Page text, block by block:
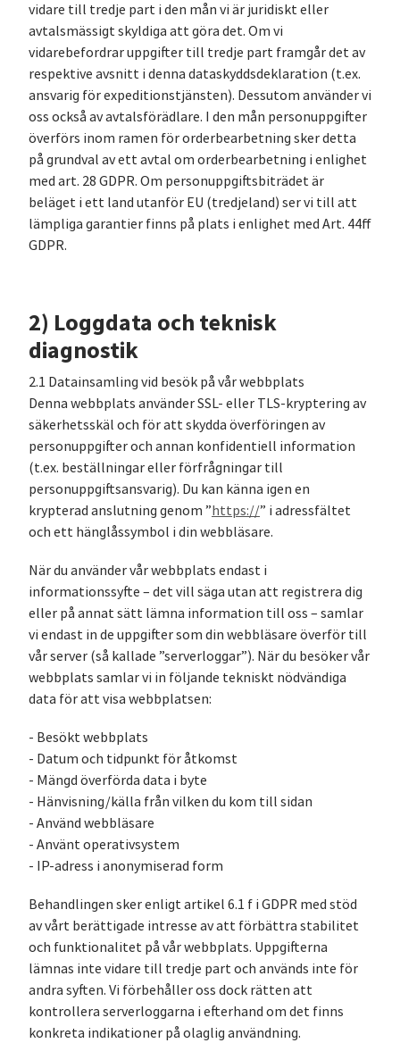
vidare till tredje part i den mån vi är juridiskt eller
avtalsmässigt skyldiga att göra det. Om vi
vidarebefordrar uppgifter till tredje part framgår det av
respektive avsnitt i denna dataskyddsdeklaration (t.ex.
ansvarig för expeditionstjänsten). Dessutom använder vi
oss också av avtalsförädlare. I den mån personuppgifter
överförs inom ramen för orderbearbetning sker detta
på grundval av ett avtal om orderbearbetning i enlighet
med art. 28 GDPR. Om personuppgiftsbiträdet är
beläget i ett land utanför EU (tredjeland) ser vi till att
lämpliga garantier finns på plats i enlighet med Art. 44ff
GDPR.
2) Loggdata och teknisk
diagnostik
2.1 Datainsamling vid besök på vår webbplats
Denna webbplats använder SSL- eller TLS-kryptering av
säkerhetsskäl och för att skydda överföringen av
personuppgifter och annan konfidentiell information
(t.ex. beställningar eller förfrågningar till
personuppgiftsansvarig). Du kan känna igen en
krypterad anslutning genom ”https://” i adressfältet
och ett hänglåssymbol i din webbläsare.
När du använder vår webbplats endast i
informationssyfte – det vill säga utan att registrera dig
eller på annat sätt lämna information till oss – samlar
vi endast in de uppgifter som din webbläsare överför till
vår server (så kallade ”serverloggar”). När du besöker vår
webbplats samlar vi in följande tekniskt nödvändiga
data för att visa webbplatsen:
- Besökt webbplats
- Datum och tidpunkt för åtkomst
- Mängd överförda data i byte
- Hänvisning/källa från vilken du kom till sidan
- Använd webbläsare
- Använt operativsystem
- IP-adress i anonymiserad form
Behandlingen sker enligt artikel 6.1 f i GDPR med stöd
av vårt berättigade intresse av att förbättra stabilitet
och funktionalitet på vår webbplats. Uppgifterna
lämnas inte vidare till tredje part och används inte för
andra syften. Vi förbehåller oss dock rätten att
kontrollera serverloggarna i efterhand om det finns
konkreta indikationer på olaglig användning.